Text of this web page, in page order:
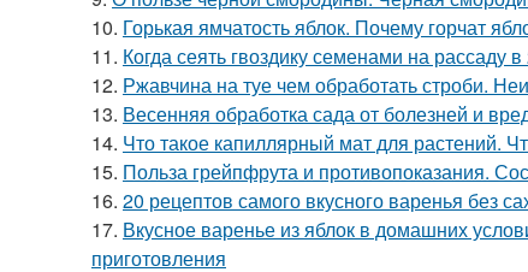
10. Горькая ямчатость яблок. Почему горчат
11. Когда сеять гвоздику семенами на рассаду
12. Ржавчина на туе чем обработать строби.
13. Весенняя обработка сада от болезней и
14. Что такое капиллярный мат для растений.
15. Польза грейпфрута и противопоказания.
16. 20 рецептов самого вкусного варенья без
17. Вкусное варенье из яблок в домашних
приготовления